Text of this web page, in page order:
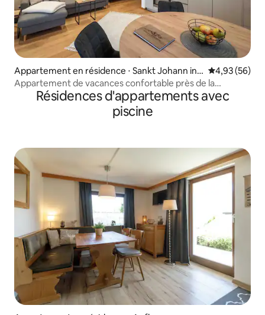
Appartement en résidence ⋅ Sankt Johann in
Tirol
Évaluation
4,93 (56)
Appartement de vacances confortable près de la
remontée mécanique de St. Johann
Résidences d'appartements avec
piscine